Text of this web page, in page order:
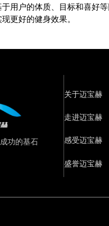
于用户的体质、目标和喜好
现更好的健身效果。
功的基石
关于迈宝赫
走进迈宝赫
感受迈宝赫
盛誉迈宝赫